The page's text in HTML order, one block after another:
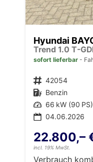
Hyundai
sofort lieferbar
Fahrzeugnr. 42054
Kraftstoff Benzin
Leistung 66 kW (90 PS)
04.06.2026
22.800,–
incl. 19% MwSt.
Verbrauch